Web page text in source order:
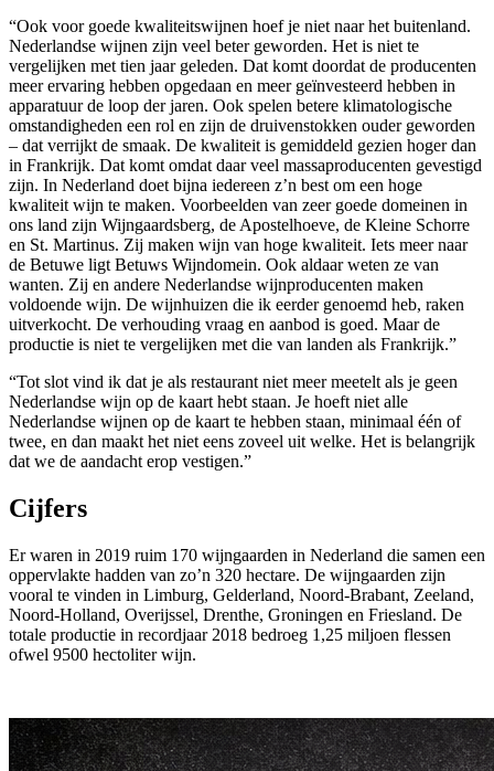
“Ook voor goede kwaliteitswijnen hoef je niet naar het buitenland.
Nederlandse wijnen zijn veel beter geworden. Het is niet te
vergelijken met tien jaar geleden. Dat komt doordat de producenten
meer ervaring hebben opgedaan en meer geïnvesteerd hebben in
apparatuur de loop der jaren. Ook spelen betere klimatologische
omstandigheden een rol en zijn de druivenstokken ouder geworden
– dat verrijkt de smaak. De kwaliteit is gemiddeld gezien hoger dan
in Frankrijk. Dat komt omdat daar veel massaproducenten gevestigd
zijn. In Nederland doet bijna iedereen z’n best om een hoge
kwaliteit wijn te maken. Voorbeelden van zeer goede domeinen in
ons land zijn Wijngaardsberg, de Apostelhoeve, de Kleine Schorre
en St. Martinus. Zij maken wijn van hoge kwaliteit. Iets meer naar
de Betuwe ligt Betuws Wijndomein. Ook aldaar weten ze van
wanten. Zij en andere Nederlandse wijnproducenten maken
voldoende wijn. De wijnhuizen die ik eerder genoemd heb, raken
uitverkocht. De verhouding vraag en aanbod is goed. Maar de
productie is niet te vergelijken met die van landen als Frankrijk.”
“Tot slot vind ik dat je als restaurant niet meer meetelt als je geen
Nederlandse wijn op de kaart hebt staan. Je hoeft niet alle
Nederlandse wijnen op de kaart te hebben staan, minimaal één of
twee, en dan maakt het niet eens zoveel uit welke. Het is belangrijk
dat we de aandacht erop vestigen.”
Cijfers
Er waren in 2019 ruim 170 wijngaarden in Nederland die samen een
oppervlakte hadden van zo’n 320 hectare. De wijngaarden zijn
vooral te vinden in Limburg, Gelderland, Noord-Brabant, Zeeland,
Noord-Holland, Overijssel, Drenthe, Groningen en Friesland. De
totale productie in recordjaar 2018 bedroeg 1,25 miljoen flessen
ofwel 9500 hectoliter wijn.